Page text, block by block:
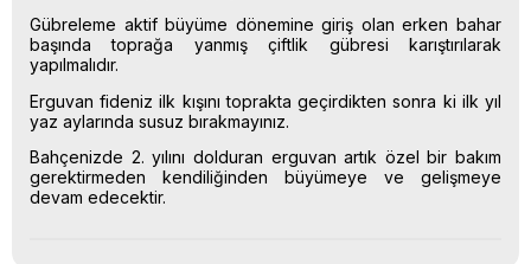
Gübreleme aktif büyüme dönemine giriş olan erken bahar
başında toprağa yanmış çiftlik gübresi karıştırılarak
yapılmalıdır.
Erguvan fideniz ilk kışını toprakta geçirdikten sonra ki ilk yıl
yaz aylarında susuz bırakmayınız.
Bahçenizde 2. yılını dolduran erguvan artık özel bir bakım
gerektirmeden kendiliğinden büyümeye ve gelişmeye
devam edecektir.